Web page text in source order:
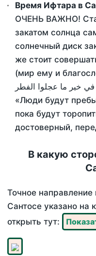
Время Ифтара в
ОЧЕНЬ ВАЖНО!
закатом солнца
солнечный диск
же стоит
(мир ему и
في خير ما عجلوا الفطر
«Люди будут
пока будут
достоверный,
В какую
Точное
Сантосе указано на
открыть тут: